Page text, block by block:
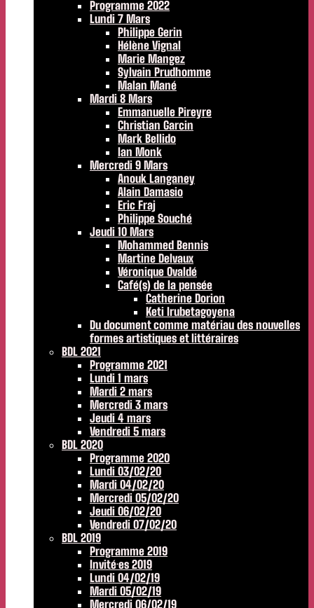
Programme 2022
Lundi 7 Mars
Philippe Gerin
Hélène Vignal
Marie Mangez
Sylvain Prudhomme
Malan Mané
Mardi 8 Mars
Emmanuelle Pireyre
Christian Garcin
Mark Bellido
Ian Monk
Mercredi 9 Mars
Anouk Langaney
Alain Damasio
Eric Fraj
Philippe Souché
Jeudi 10 Mars
Mohammed Bennis
Martine Delvaux
Véronique Ovaldé
Café(s) de la pensée
Catherine Dorion
Keti Irubetagoyena
Du document comme matériau des nouvelles
formes artistiques et littéraires
BDL 2021
Programme 2021
Lundi 1 mars
Mardi 2 mars
Mercredi 3 mars
Jeudi 4 mars
Vendredi 5 mars
BDL 2020
Programme 2020
Lundi 03/02/20
Mardi 04/02/20
Mercredi 05/02/20
Jeudi 06/02/20
Vendredi 07/02/20
BDL 2019
Programme 2019
Invité·es 2019
Lundi 04/02/19
Mardi 05/02/19
Mercredi 06/02/19